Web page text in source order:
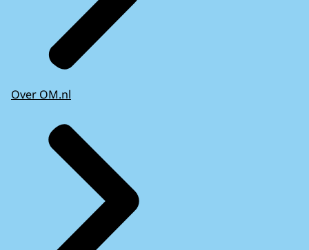
Over OM.nl